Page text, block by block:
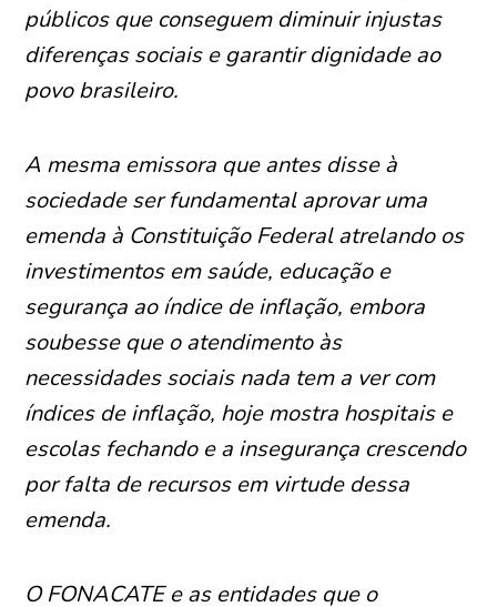
públicos que conseguem diminuir injustas
diferenças sociais e garantir dignidade ao
povo brasileiro.
A mesma emissora que antes disse à
sociedade ser fundamental aprovar uma
emenda à Constituição Federal atrelando os
investimentos em saúde, educação e
segurança ao índice de inflação, embora
soubesse que o atendimento às
necessidades sociais nada tem a ver com
índices de inflação, hoje mostra hospitais e
escolas fechando e a insegurança crescendo
por falta de recursos em virtude dessa
emenda.
O FONACATE e as entidades que o